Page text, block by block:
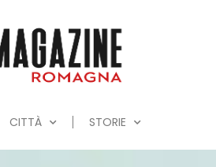
CITTÀ STORIE